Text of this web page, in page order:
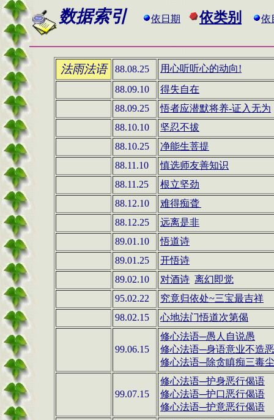
数据索引 依日期 依类别 依
法雨法语 88.08.25
用心听听心的动向!
88.09.10
得失自在
88.09.25
悟者应潜默将养-证入无为
88.10.10
坚忍不拔
88.10.25
净能生菩提
88.11.10
慎选师友善知识
88.11.25
根立坚劲
88.12.10
难得痴聋
88.12.25
远离是非
89.01.10
悟道诗
89.01.25
开悟诗
89.02.10
对酒诗 离幻即觉
95.02.22
究竟归依处~三宝最吉祥
98.02.15
心地法门悟道次第偈
99.06.15
修心法语─愚人自说愚
修心法语─身语意业不造恶
修心法语─除贪瞋痴三毒尘
99.07.15
修心法语─护身恶行偈语
修心法语─护口恶行偈语
修心法语─护意恶行偈语